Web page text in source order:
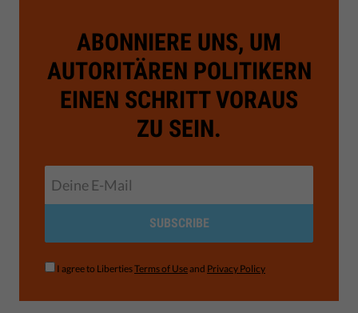
ABONNIERE UNS, UM
AUTORITÄREN POLITIKERN
EINEN SCHRITT VORAUS
ZU SEIN.
SUBSCRIBE
I agree to LibertiesTerms of Useand Privacy Policy